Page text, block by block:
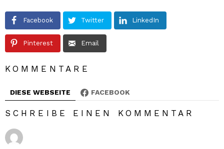
Facebook Twitter LinkedIn
Pinterest Email
KOMMENTARE
DIESE WEBSEITE FACEBOOK
SCHREIBE EINEN KOMMENTAR